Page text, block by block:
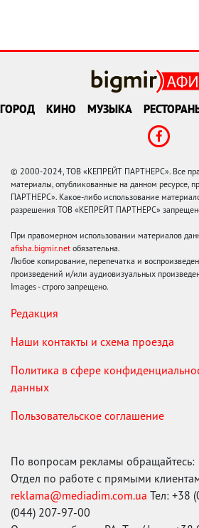
ГОРОД КИНО МУЗЫКА
© 2000-2024, ТОВ «КЕПРЕЙТ ПАРТНЕРС». Все
материалы, опубликованные на данном ресурсе,
ПАРТНЕРС». Какое-либо использование
разрешения ТОВ «КЕПРЕЙТ ПАРТНЕРС»
При правомерном использовании материалов
afisha.bigmir.net обязательна.
Любое копирование, перепечатка и
произведений и/или аудиовизуальных
Images - строго запрещено.
Редакция
Наши контакты и схема проезда
Политика в сфере
данных
Пользовательское соглашение
По вопросам рекламы обращайтесь:
Отдел по работе с прямыми
reklama@mediadim.com.ua Тел: +38
(044) 207-97-00